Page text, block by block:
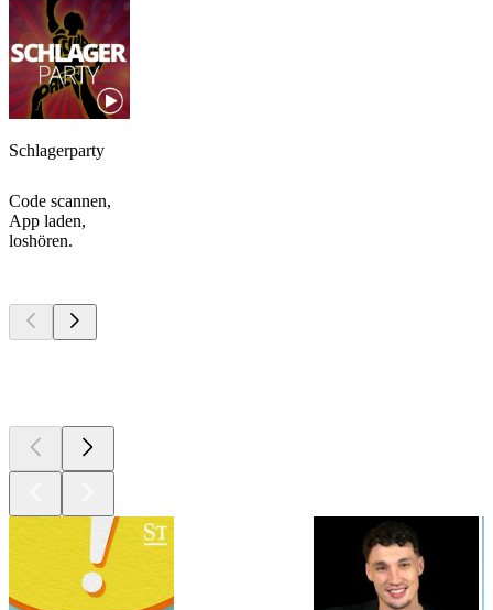
Schlagerparty
Code scannen,
App laden,
loshören.